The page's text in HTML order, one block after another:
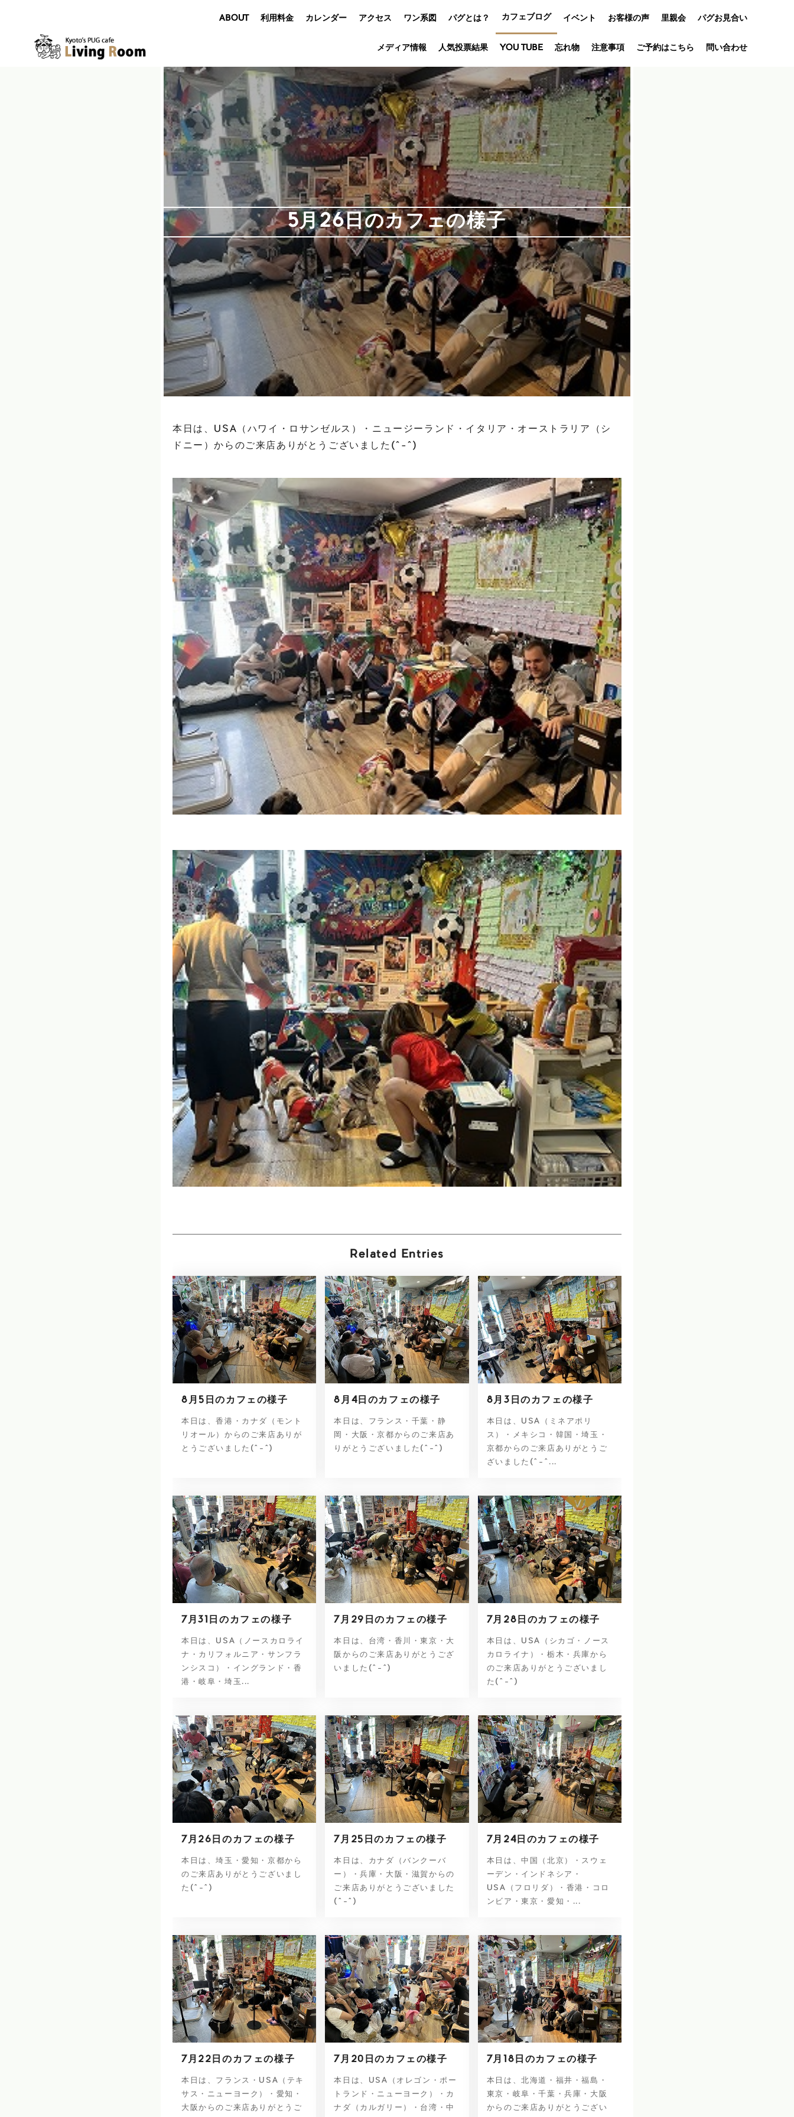
ABOUT 利用料金 カレンダー アクセス ワン系図 パグとは？ カフェブログ イベント
オフ会
アニバーサリ
ー
お客様の声 里親会 パグお見合い
メディア情報 人気投票結果 YOU TUBE 忘れ物 注意事項 ご予約はこちら 問い合わせ
5月26日のカフェの様子
本日は、USA（ハワイ・ロサンゼルス）・ニュージーランド・イタリア・オーストラリア（シ
ドニー）からのご来店ありがとうございました(^-^)
Related Entries
8月5日のカフェの様子
本日は、香港・カナダ（モント
リオール）からのご来店ありが
とうございました(^-^)
8月4日のカフェの様子
本日は、フランス・千葉・静
岡・大阪・京都からのご来店あ
りがとうございました(^-^)
8月3日のカフェの様子
本日は、USA（ミネアポリ
ス）・メキシコ・韓国・埼玉・
京都からのご来店ありがとうご
ざいました(^-^...
7月31日のカフェの様子
本日は、USA（ノースカロライ
ナ・カリフォルニア・サンフラ
ンシスコ）・イングランド・香
港・岐阜・埼玉...
7月29日のカフェの様子
本日は、台湾・香川・東京・大
阪からのご来店ありがとうござ
いました(^-^)
7月28日のカフェの様子
本日は、USA（シカゴ・ノース
カロライナ）・栃木・兵庫から
のご来店ありがとうございまし
た(^-^)
7月26日のカフェの様子
本日は、埼玉・愛知・京都から
のご来店ありがとうございまし
た(^-^)
7月25日のカフェの様子
本日は、カナダ（バンクーバ
ー）・兵庫・大阪・滋賀からの
ご来店ありがとうございました
(^-^)
7月24日のカフェの様子
本日は、中国（北京）・スウェ
ーデン・インドネシア・
USA（フロリダ）・香港・コロ
ンビア・東京・愛知・...
7月22日のカフェの様子
本日は、フランス・USA（テキ
サス・ニューヨーク）・愛知・
大阪からのご来店ありがとうご
7月20日のカフェの様子
本日は、USA（オレゴン・ポー
トランド・ニューヨーク）・カ
ナダ（カルガリー）・台湾・中
7月18日のカフェの様子
本日は、北海道・福井・福島・
東京・岐阜・千葉・兵庫・大阪
からのご来店ありがとうござい